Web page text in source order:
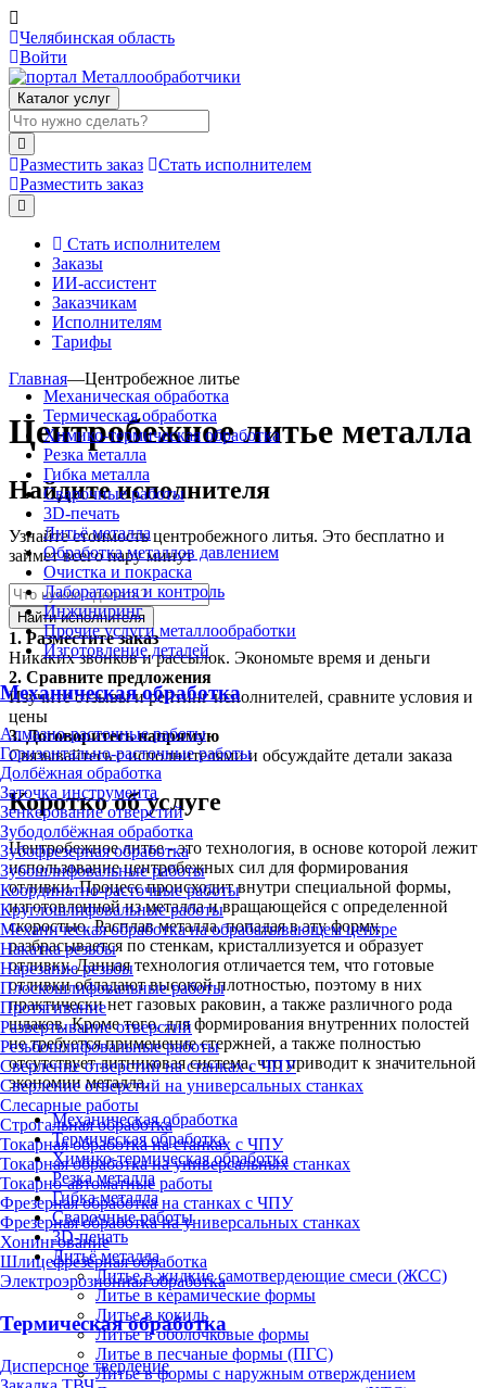
Челябинская область
Войти
Каталог услуг
Разместить заказ
Стать исполнителем
Разместить заказ
Стать исполнителем
Заказы
ИИ-ассистент
Заказчикам
Исполнителям
Тарифы
Механическая обработка
Термическая обработка
Химико-термическая обработка
Резка металла
Гибка металла
Сварочные работы
3D-печать
Литьё металла
Обработка металлов давлением
Очистка и покраска
Лаборатория и контроль
Инжиниринг
Прочие услуги металлообработки
Изготовление деталей
Механическая обработка
Алмазно-расточные работы
Горизонтально-расточные работы
Долбёжная обработка
Заточка инструмента
Зенкерование отверстий
Зубодолбёжная обработка
Зубофрезерная обработка
Зубошлифовальные работы
Координатно-расточные работы
Круглошлифовальные работы
Механическая обработка на обрабатывающем центре
Накатка резьбы
Нарезание резьбы
Плоскошлифовальные работы
Протягивание
Развертывание отверстий
Резьбошлифовальные работы
Сверление отверстий на станках с ЧПУ
Сверление отверстий на универсальных станках
Слесарные работы
Строгальная обработка
Токарная обработка на станках с ЧПУ
Токарная обработка на универсальных станках
Токарно-автоматные работы
Фрезерная обработка на станках с ЧПУ
Фрезерная обработка на универсальных станках
Хонингование
Шлицефрезерная обработка
Электроэрозионная обработка
Термическая обработка
Дисперсное твердение
Главная—Центробежное литье
Центробежное литье металла
Найдите исполнителя
Узнайте стоимость центробежного литья. Это бесплатно и
займет всего пару минут
Найти исполнителя
1. Разместите заказ
Никаких звонков и рассылок. Экономьте время и деньги
2. Сравните предложения
Изучите отзывы и рейтинг исполнителей, сравните условия и
цены
3.Договоритесь напрямую
Связывайтесь с исполнителями и обсуждайте детали заказа
Коротко об услуге
Центробежное литье - это технология, в основе которой лежит
использование центробежных сил для формирования
отливки. Процесс происходит внутри специальной формы,
изготовленной из металла и вращающейся с определенной
скоростью. Расплав металла, попадая в эту форму,
разбрасывается по стенкам, кристаллизуется и образует
отливку. Данная технология отличается тем, что готовые
отливки обладают высокой плотностью, поэтому в них
практически нет газовых раковин, а также различного рода
шлаков. Кроме того, для формирования внутренних полостей
не требуется применение стержней, а также полностью
отсутствует литниковая система, что приводит к значительной
экономии металла.
Механическая обработка
Термическая обработка
Химико-термическая обработка
Резка металла
Гибка металла
Сварочные работы
3D-печать
Литьё металла
Литье в жидкие самотвердеющие смеси (ЖСС)
Литье в керамические формы
Литье в кокиль
Литье в оболочковые формы
Литье в песчаные формы (ПГС)
Литье в формы с наружным отверждением